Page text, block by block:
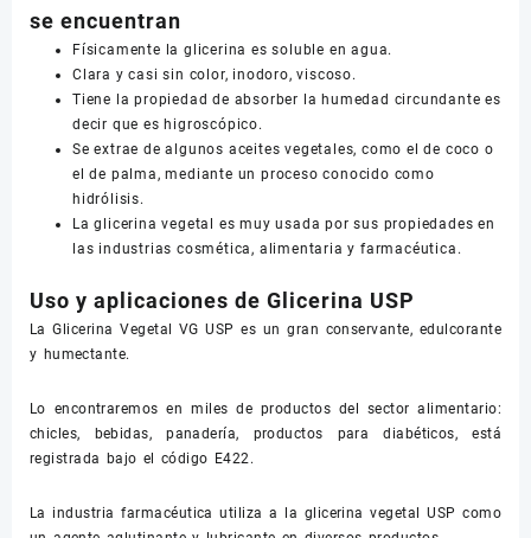
se encuentran
Físicamente la glicerina es soluble en agua.
Clara y casi sin color, inodoro, viscoso.
Tiene la propiedad de absorber la humedad circundante es
decir que es higroscópico.
Se extrae de algunos aceites vegetales, como el de coco o
el de palma, mediante un proceso conocido como
hidrólisis.
La glicerina vegetal es muy usada por sus propiedades en
las industrias cosmética, alimentaria y farmacéutica.
Uso y aplicaciones de Glicerina USP
La Glicerina Vegetal VG USP es un gran conservante, edulcorante
y humectante.
Lo encontraremos en miles de productos del sector alimentario:
chicles, bebidas, panadería, productos para diabéticos, está
registrada bajo el código E422.
La industria farmacéutica utiliza a la glicerina vegetal USP como